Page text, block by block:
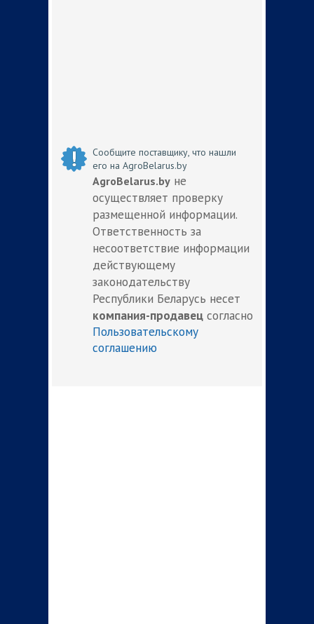
Сообщите поставщику, что нашли
его на AgroBelarus.by
AgroBelarus.by не
осуществляет проверку
размещенной информации.
Ответственность за
несоответствие информации
действующему
законодательству
Республики Беларусь несет
компания-продавец согласно
Пользовательскому
соглашению